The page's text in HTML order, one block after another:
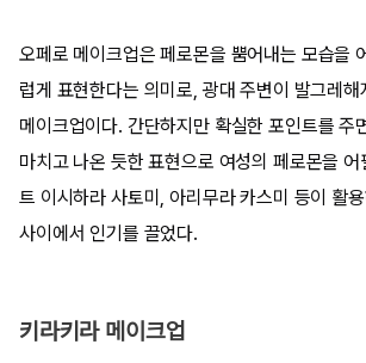
오페로 메이크업은 페로몬을 뿜어내는 모습을
럽게 표현한다는 의미로, 광대 주변이 발그레
메이크업이다. 간단하지만 확실한 포인트를 주
마치고 나온 듯한 표현으로 여성의 페로몬을 어
트 이시하라 사토미, 아리무라 카스미 등이 활
사이에서 인기를 끌었다.
키라키라 메이크업